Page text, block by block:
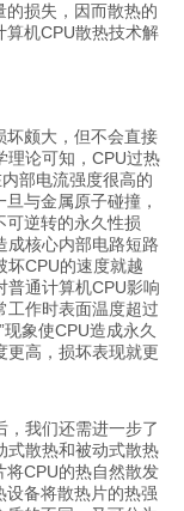
损失，因而散热的
算机CPU散热技术解
坏颇大，但不会直接
理论可知，CPU过热
部电流强度很高的
与金属原子碰撞，
可逆转的永久性损
成核心内部电路短路
坏CPU的速度就越
普通计算机CPU影响
工作时表面温度超过
象使CPU造成永久
更高，损坏表现就更
，我们还需进一步了
式散热和被动式散热
将CPU的热自然散发
备将散热片的热强